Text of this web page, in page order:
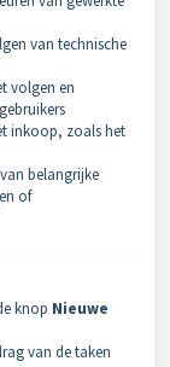
van technische
volgen en
inkoop, zoals het
belangrijke
of
knop Nieuwe
van de taken